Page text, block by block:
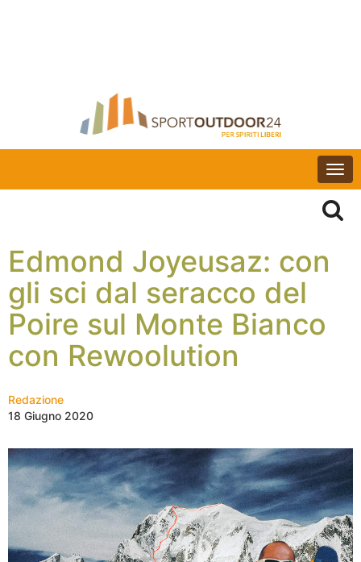
Edmond Joyeusaz: con
gli sci dal seracco del
Poire sul Monte Bianco
con Rewoolution
Redazione
18 Giugno 2020